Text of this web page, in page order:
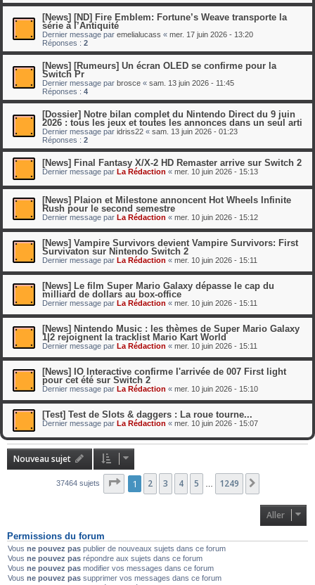
[News] [ND] Fire Emblem: Fortune’s Weave transporte la
série à l’Antiquité
Dernier message par emelialucass « mer. 17 juin 2026 - 13:20
Réponses : 2
[News] [Rumeurs] Un écran OLED se confirme pour la
Switch Pr
Dernier message par brosce « sam. 13 juin 2026 - 11:45
Réponses : 4
[Dossier] Notre bilan complet du Nintendo Direct du 9 juin
2026 : tous les jeux et toutes les annonces dans un seul arti
Dernier message par idriss22 « sam. 13 juin 2026 - 01:23
Réponses : 2
[News] Final Fantasy X/X-2 HD Remaster arrive sur Switch 2
Dernier message par La Rédaction « mer. 10 juin 2026 - 15:13
[News] Plaion et Milestone annoncent Hot Wheels Infinite
Rush pour le second semestre
Dernier message par La Rédaction « mer. 10 juin 2026 - 15:12
[News] Vampire Survivors devient Vampire Survivors: First
Survivaton sur Nintendo Switch 2
Dernier message par La Rédaction « mer. 10 juin 2026 - 15:11
[News] Le film Super Mario Galaxy dépasse le cap du
milliard de dollars au box-office
Dernier message par La Rédaction « mer. 10 juin 2026 - 15:11
[News] Nintendo Music : les thèmes de Super Mario Galaxy
1|2 rejoignent la tracklist Mario Kart World
Dernier message par La Rédaction « mer. 10 juin 2026 - 15:11
[News] IO Interactive confirme l'arrivée de 007 First light
pour cet été sur Switch 2
Dernier message par La Rédaction « mer. 10 juin 2026 - 15:10
[Test] Test de Slots & daggers : La roue tourne...
Dernier message par La Rédaction « mer. 10 juin 2026 - 15:07
Nouveau sujet
37464 sujets Page sur1249
1 2 3 4 5 1249
Aller
Permissions du forum
Vous ne pouvez pas publier de nouveaux sujets dans ce forum
Vous ne pouvez pas répondre aux sujets dans ce forum
Vous ne pouvez pas modifier vos messages dans ce forum
Vous ne pouvez pas supprimer vos messages dans ce forum